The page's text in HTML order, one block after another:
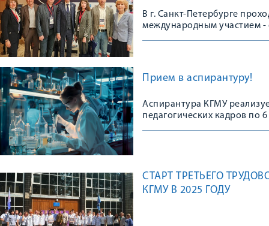
В г. Санкт-Петербурге
международным участием -
Прием в аспирантуру!
Аспирантура КГМУ
педагогических кадров по
СТАРТ ТРЕТЬЕГО
КГМУ В 2025 ГОДУ